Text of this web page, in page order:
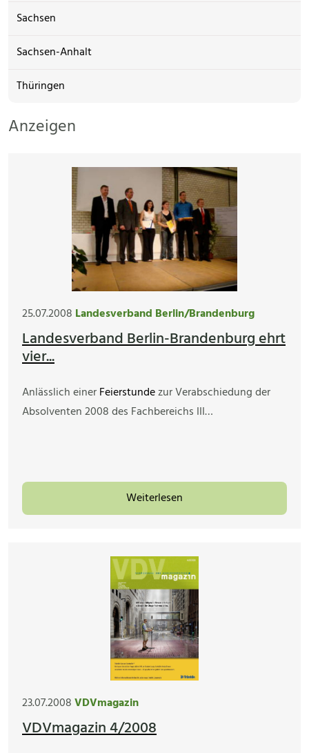
Sachsen
Sachsen-Anhalt
Thüringen
Anzeigen
25.07.2008 Landesverband Berlin/Brandenburg
Landesverband Berlin-Brandenburg ehrt
vier...
Anlässlich einerFeierstundezur Verabschiedung der
Absolventen 2008 des Fachbereichs III…
Weiterlesen
23.07.2008VDVmagazin
VDVmagazin 4/2008